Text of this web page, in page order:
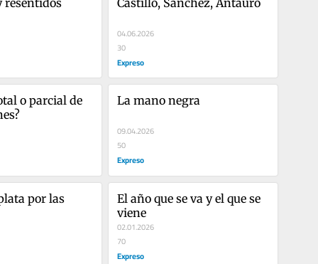
04.06.2026
30
Expreso
o parcial de
La mano negra
09.04.2026
50
Expreso
por las
El año que se va y el que se
viene
02.01.2026
70
Expreso